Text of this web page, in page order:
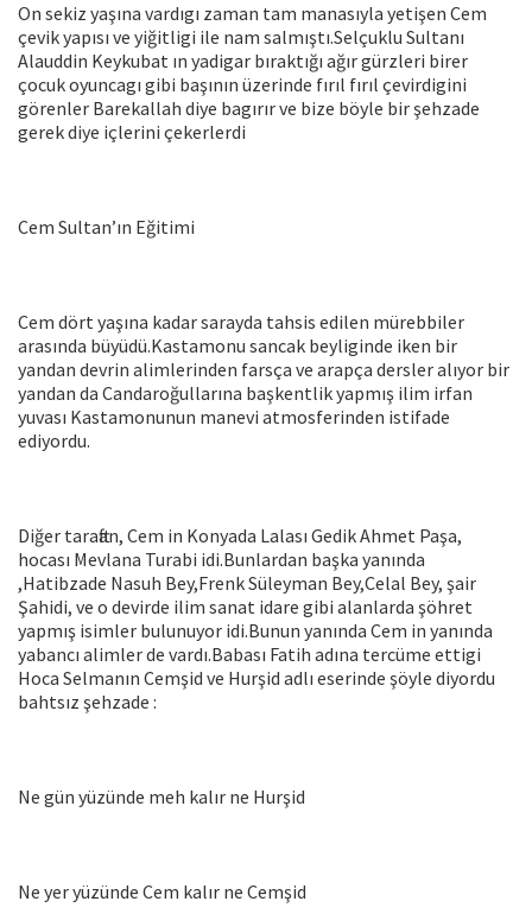
On sekiz yaşına vardıgı zaman tam manasıyla yetişen Cem
çevik yapısı ve yiğitligi ile nam salmıştı.Selçuklu Sultanı
Alauddin Keykubat ın yadigar bıraktığı ağır gürzleri birer
çocuk oyuncagı gibi başının üzerinde fırıl fırıl çevirdigini
görenler Barekallah diye bagırır ve bize böyle bir şehzade
gerek diye içlerini çekerlerdi
Cem Sultan’ın Eğitimi
Cem dört yaşına kadar sarayda tahsis edilen mürebbiler
arasında büyüdü.Kastamonu sancak beyliginde iken bir
yandan devrin alimlerinden farsça ve arapça dersler alıyor bir
yandan da Candaroğullarına başkentlik yapmış ilim irfan
yuvası Kastamonunun manevi atmosferinden istifade
ediyordu.
Diğer taraftan, Cem in Konyada Lalası Gedik Ahmet Paşa,
hocası Mevlana Turabi idi.Bunlardan başka yanında
,Hatibzade Nasuh Bey,Frenk Süleyman Bey,Celal Bey, şair
Şahidi, ve o devirde ilim sanat idare gibi alanlarda şöhret
yapmış isimler bulunuyor idi.Bunun yanında Cem in yanında
yabancı alimler de vardı.Babası Fatih adına tercüme ettigi
Hoca Selmanın Cemşid ve Hurşid adlı eserinde şöyle diyordu
bahtsız şehzade :
Ne gün yüzünde meh kalır ne Hurşid
Ne yer yüzünde Cem kalır ne Cemşid